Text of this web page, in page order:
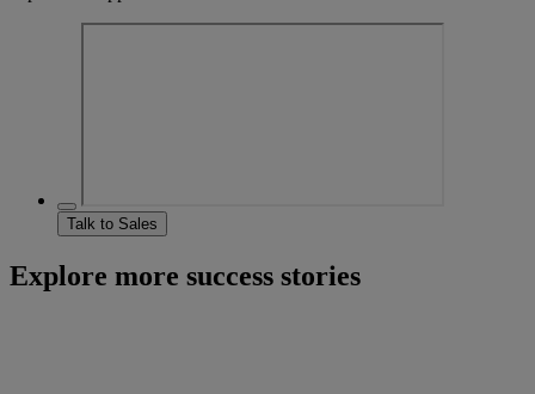
Talk to Sales
Explore more success stories